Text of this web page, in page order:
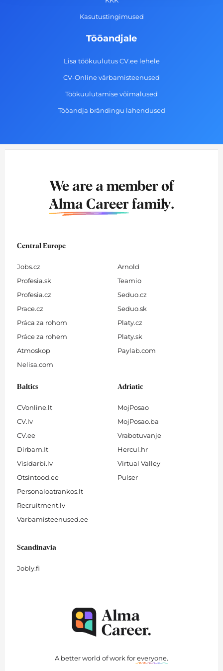
Kasutustingimused
Tööandjale
Lisa töökuulutus CV.ee lehele
CV-Online värbamisteenused
Töökuulutamise võimalused
Tööandja brändingu lahendused
We are a member of
Alma Career family.
Central Europe
Jobs.cz
Profesia.sk
Profesia.cz
Prace.cz
Práca za rohom
Práce za rohem
Atmoskop
Nelisa.com
Arnold
Teamio
Seduo.cz
Seduo.sk
Platy.cz
Platy.sk
Paylab.com
Baltics
CVonline.lt
CV.lv
CV.ee
Dirbam.It
Visidarbi.lv
Otsintood.ee
Personaloatrankos.lt
Recruitment.lv
Varbamisteenused.ee
Adriatic
MojPosao
MojPosao.ba
Vrabotuvanje
Hercul.hr
Virtual Valley
Pulser
Scandinavia
Jobly.fi
A better world of work foreveryone.